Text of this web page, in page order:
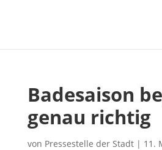
Badesaison
genau richtig
von Pressestelle der Stadt| 11.